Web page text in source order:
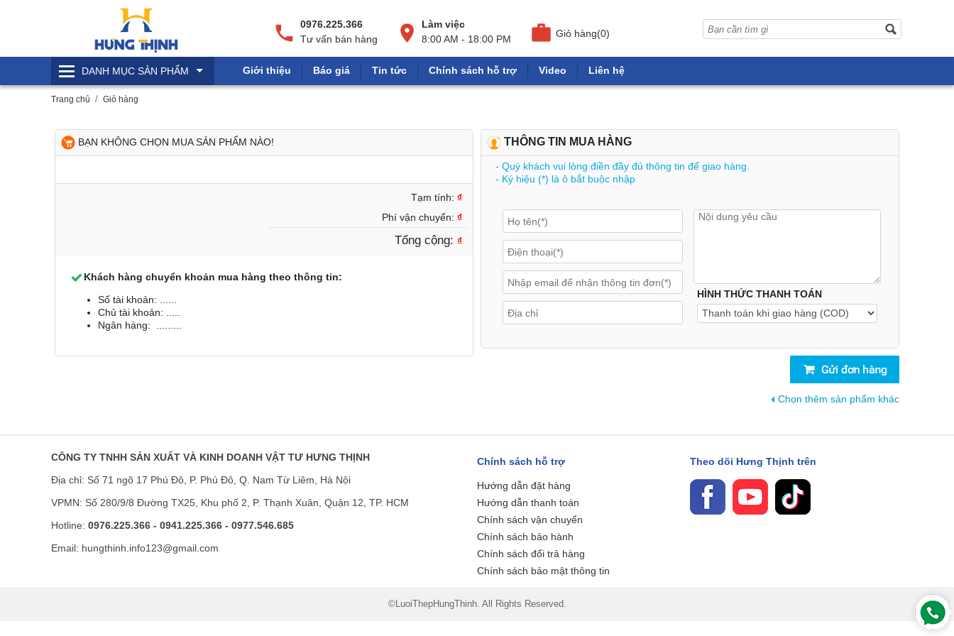
0976.225.366
Tư vấn bán hàng
Làm việc
8:00 AM - 18:00 PM
Giỏ hàng(0)
DANH MỤCSẢN PHẨM Giới thiệu Báo giá Tin tức Chính sách hỗ trợ Video Liên hệ
Trang chủ Giỏ hàng
BẠN KHÔNG CHỌN MUA SẢN PHẨM NÀO!
Tạm tính: ₫
Phí vận chuyển: ₫
Tổng cộng: ₫
Khách hàng chuyển khoản mua hàng theo thông tin:
Số tài khoản: ......
Chủ tài khoản: .....
Ngân hàng: .........
THÔNG TIN MUA HÀNG
- Quý khách vui lòng điền đầy đủ thông tin để giao hàng.
- Ký hiệu (*) là ô bắt buộc nhập
HÌNH THỨC THANH TOÁN
Chọn thêm sản phẩm khác
CÔNG TY TNHH SẢN XUẤT VÀ KINH DOANH VẬT TƯ HƯNG THỊNH
Địa chỉ: Số 71 ngõ 17 Phú Đô, P. Phú Đô, Q. Nam Từ Liêm, Hà Nội
VPMN: Số 280/9/8 Đường TX25, Khu phố 2, P. Thạnh Xuân, Quận 12, TP. HCM
Hotline: 0976.225.366 - 0941.225.366 - 0977.546.685
Email: hungthinh.info123@gmail.com
Chính sách hỗ trợ
Hướng dẫn đặt hàng
Hướng dẫn thanh toán
Chính sách vận chuyển
Chính sách bảo hành
Chính sách đổi trả hàng
Chính sách bảo mật thông tin
Theo dõi Hưng Thịnh trên
©LuoiThepHungThinh. All Rights Reserved.